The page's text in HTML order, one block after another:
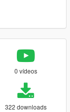
0 vídeos
322 downloads